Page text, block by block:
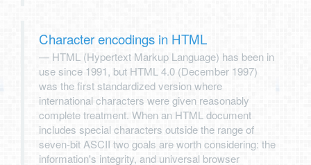
Character encodings in HTML
HTML (Hypertext Markup Language) has been in
use since 1991, but HTML 4.0 (December 1997)
was the first standardized version where
international characters were given reasonably
complete treatment. When an HTML document
includes special characters outside the range of
seven-bit ASCII two goals are worth considering: the
information's integrity, and universal browser